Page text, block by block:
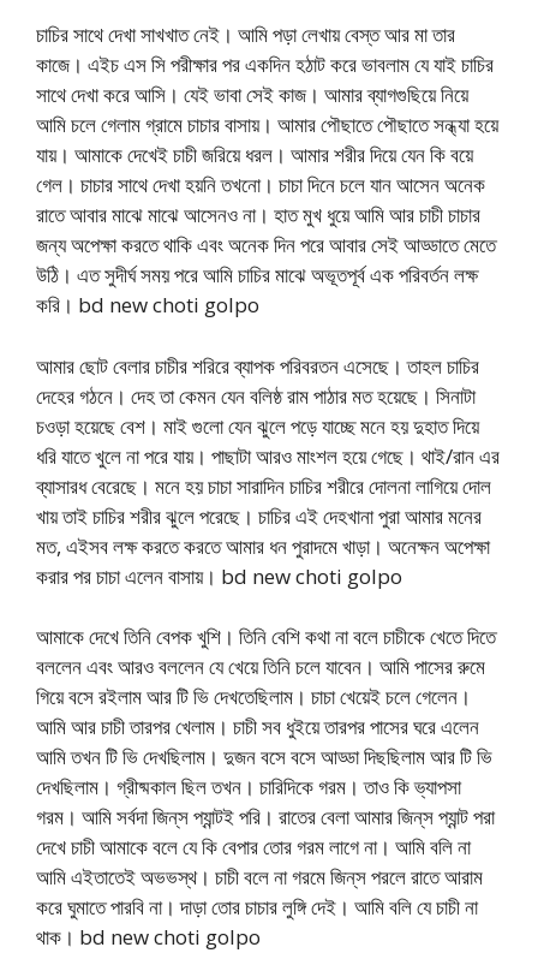
চাচির সাথে দেখা সাখখাত নেই। আমি পড়া লেখায় বেস্ত আর মা তার
কাজে। এইচ এস সি পরীক্ষার পর একদিন হঠাট করে ভাবলাম যে যাই চাচির
সাথে দেখা করে আসি। যেই ভাবা সেই কাজ। আমার ব্যাগগুছিয়ে নিয়ে
আমি চলে গেলাম গ্রামে চাচার বাসায়। আমার পৌছাতে পৌছাতে সন্ধ্যা হয়ে
যায়। আমাকে দেখেই চাচী জরিয়ে ধরল। আমার শরীর দিয়ে যেন কি বয়ে
গেল। চাচার সাথে দেখা হয়নি তখনো। চাচা দিনে চলে যান আসেন অনেক
রাতে আবার মাঝে মাঝে আসেনও না। হাত মুখ ধুয়ে আমি আর চাচী চাচার
জন্য অপেক্ষা করতে থাকি এবং অনেক দিন পরে আবার সেই আড্ডাতে মেতে
উঠি। এত সুদীর্ঘ সময় পরে আমি চাচির মাঝে অভূতপূর্ব এক পরিবর্তন লক্ষ
করি। bd new choti golpo
আমার ছোট বেলার চাচীর শরিরে ব্যাপক পরিবরতন এসেছে। তাহল চাচির
দেহের গঠনে। দেহ তা কেমন যেন বলিষ্ঠ রাম পাঠার মত হয়েছে। সিনাটা
চওড়া হয়েছে বেশ। মাই গুলো যেন ঝুলে পড়ে যাচ্ছে মনে হয় দুহাত দিয়ে
ধরি যাতে খুলে না পরে যায়। পাছাটা আরও মাংশল হয়ে গেছে। থাই/রান এর
ব্যাসারধ বেরেছে। মনে হয় চাচা সারাদিন চাচির শরীরে দোলনা লাগিয়ে দোল
খায় তাই চাচির শরীর ঝুলে পরেছে। চাচির এই দেহখানা পুরা আমার মনের
মত, এইসব লক্ষ করতে করতে আমার ধন পুরাদমে খাড়া। অনেক্ষন অপেক্ষা
করার পর চাচা এলেন বাসায়। bd new choti golpo
আমাকে দেখে তিনি বেপক খুশি। তিনি বেশি কথা না বলে চাচীকে খেতে দিতে
বললেন এবং আরও বললেন যে খেয়ে তিনি চলে যাবেন। আমি পাসের রুমে
গিয়ে বসে রইলাম আর টি ভি দেখতেছিলাম। চাচা খেয়েই চলে গেলেন।
আমি আর চাচী তারপর খেলাম। চাচী সব ধুইয়ে তারপর পাসের ঘরে এলেন
আমি তখন টি ভি দেখছিলাম। দুজন বসে বসে আড্ডা দিছছিলাম আর টি ভি
দেখছিলাম। গ্রীষ্মকাল ছিল তখন। চারিদিকে গরম। তাও কি ভ্যাপসা
গরম। আমি সর্বদা জিন্‌স প্যান্টই পরি। রাতের বেলা আমার জিন্‌স প্যান্ট পরা
দেখে চাচী আমাকে বলে যে কি বেপার তোর গরম লাগে না। আমি বলি না
আমি এইতাতেই অভভস্থ। চাচী বলে না গরমে জিন্‌স পরলে রাতে আরাম
করে ঘুমাতে পারবি না। দাড়া তোর চাচার লুঙ্গি দেই। আমি বলি যে চাচী না
থাক। bd new choti golpo